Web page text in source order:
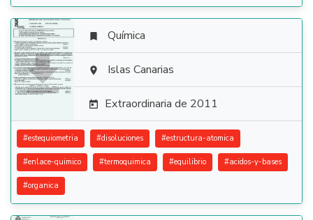

 Química
 Islas Canarias
 Extraordinaria de 2011
#estequiometria #disoluciones #estructura-atomica
#enlace-quimico #termoquimica #equilibrio #acidos-y-bases
#organica